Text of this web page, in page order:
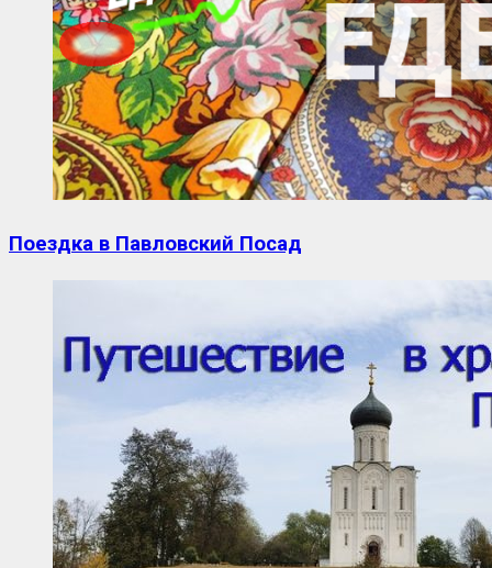
Поездка в Павловский Посад